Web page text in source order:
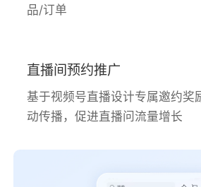
品/订单
直播间预约推广
基于视频号直播设计专属邀约奖
动传播，促进直播问流量增长